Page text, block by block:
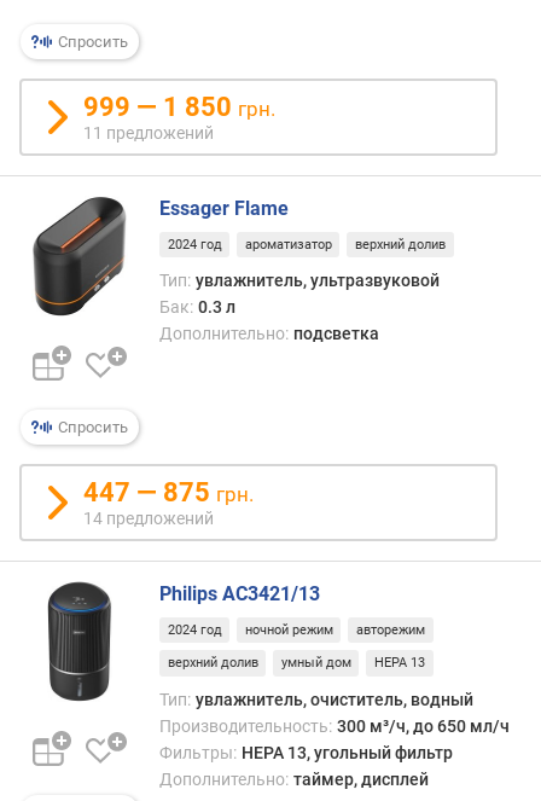
м
а
д
м
о
о
с
т
п
о
т
р
е
б
е
н
я
(
т
)
Спросить
999 — 1 850 грн.
11 предложений
Спросить
Essager Flame
2024 год ароматизатор верхний долив
Тип: увлажнитель, ультразвуковой
Бак: 0.3 л
Дополнительно: подсветка
447 — 875 грн.
14 предложений
Philips AC3421/13
2024 год ночной режим авторежим
верхний долив умный дом HEPA 13
Тип: увлажнитель, очиститель, водный
Производительность: 300 м³/ч, до 650 мл/ч
Фильтры: HEPA 13, угольный фильтр
Дополнительно: таймер, дисплей